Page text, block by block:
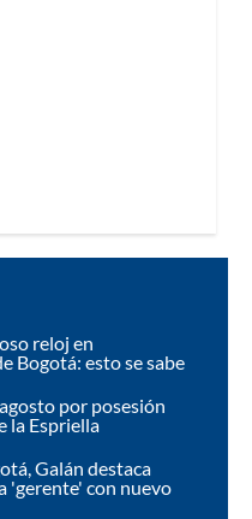
reloj en
Bogotá: esto se sabe
por posesión
la Espriella
Galán destaca
'gerente' con nuevo